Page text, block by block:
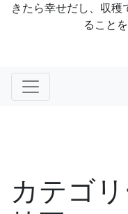
きたら幸せだし、収
ること
カテゴ